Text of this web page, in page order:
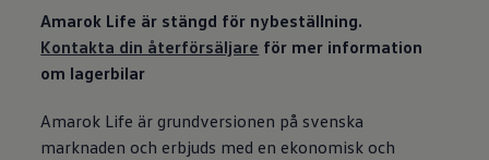
Amarok Life är stängd för nybeställning.
Kontakta din återförsäljare för mer information
om lagerbilar
Amarok Life är grundversionen på svenska
marknaden och erbjuds med en ekonomisk och